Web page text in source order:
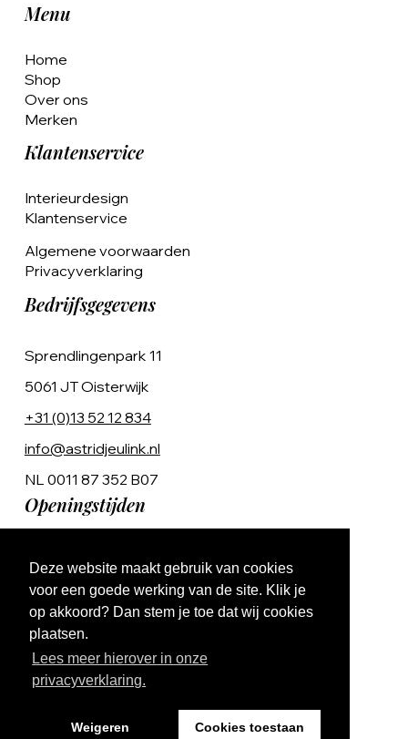
Deze website maakt gebruik van cookies
voor een goede werking van de site. Klik je
op akkoord? Dan stem je toe dat wij cookies
plaatsen.
Lees meer hierover in onze
privacyverklaring.
Weigeren Cookies toestaan
Menu
Home
Shop
Over ons
Merken
Klantenservice
Interieurdesign
Klantenservice
Algemene voorwaarden
Privacyverklaring
Bedrijfsgegevens
Sprendlingenpark 11
5061 JT Oisterwijk
+31 (0)13 52 12 834
info@astridjeulink.nl
NL 0011 87 352 B07
Openingstijden
Ma t/m Vr 9:00 - 17:00
Website by The Cre8ion.Lab